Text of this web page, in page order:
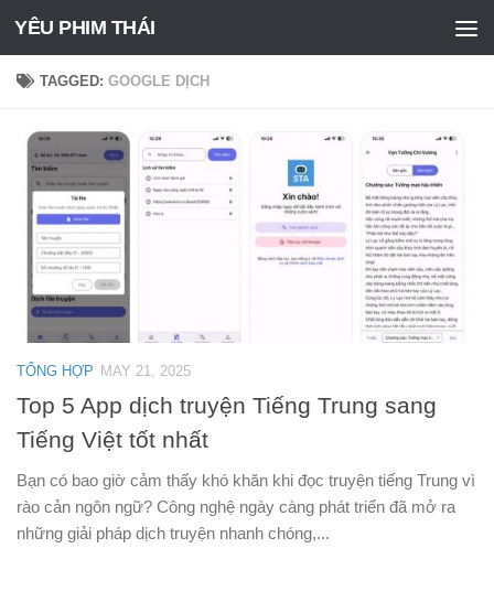
Skip to content
YÊU PHIM THÁI
TAGGED:GOOGLE DỊCH
TỔNG HỢP MAY 21, 2025
Top 5 App dịch truyện Tiếng Trung sang
Tiếng Việt tốt nhất
Bạn có bao giờ cảm thấy khó khăn khi đọc truyện tiếng Trung vì
rào cản ngôn ngữ? Công nghệ ngày càng phát triển đã mở ra
những giải pháp dịch truyện nhanh chóng,...